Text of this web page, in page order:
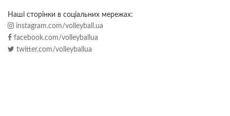
Наші сторінки в соціальних мережах:
instagram.com/volleyball.ua
facebook.com/volleyballua
twitter.com/volleyballua